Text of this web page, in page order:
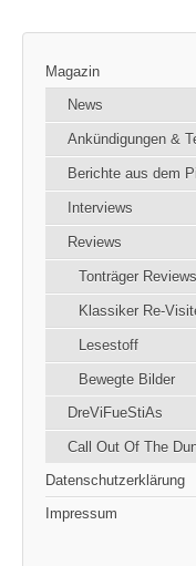
Magazin
News
Ankündigungen &
Berichte aus dem
Interviews
Reviews
Tonträger Reviews
Klassiker Re-
Lesestoff
Bewegte Bilder
DreViFueStiAs
Call Out Of The
Datenschutzerklärung
Impressum